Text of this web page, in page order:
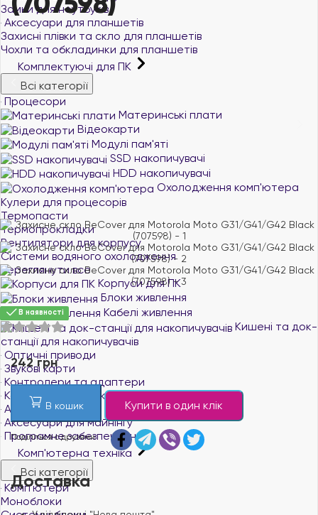
Замки для ноутбуків
Аксесуари для планшетів
Захисні плівки та скло для планшетів
Чохли та обкладинки для планшетів
Комплектуючі для ПК
Всі категорії
Процесори
Материнські плати
Відеокарти
Модулі пам'яті
SSD накопичувачі
HDD накопичувачі
Охолодження комп'ютера
Кулери для процесорів
Термопасти
Термопрокладки
Вентилятори для корпусу
Системи водяного охолодження
переглянути все
Корпуси для ПК
Блоки живлення
Кабелі живлення
Кишені та док-
станції для накопичувачів
Оптичні приводи
Звукові карти
Контролери та адаптери
Кабелі, перехідники, шлейфи для ПК
Аксесуари для ПК
Аксесуари для майнінгу
Програмне забезпечення
Комп'ютерна техніка
Всі категорії
Комп'ютери
Моноблоки
В наявності
242 грн
В кошик Купити в один клік
Поділіться с друзями
Доставка